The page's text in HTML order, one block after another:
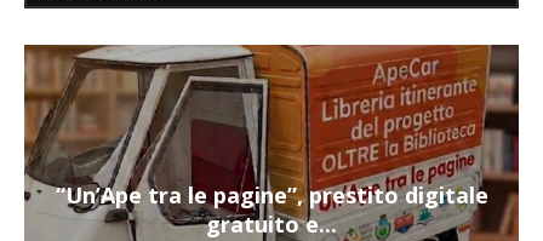
“Un’Ape tra le pagine”, prestito digitale
gratuito e...